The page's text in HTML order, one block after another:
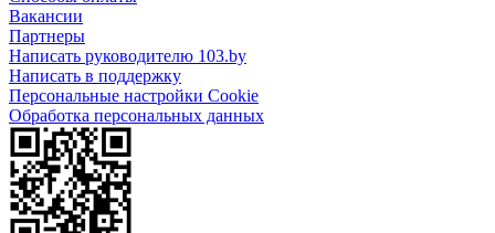
Вакансии
Партнеры
Написать руководителю 103.by
Написать в поддержку
Персональные настройки Cookie
Обработка персональных данных